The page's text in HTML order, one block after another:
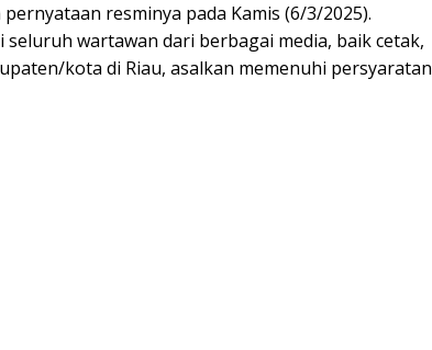
resminya pada Kamis (6/3/2025).
wartawan dari berbagai media, baik cetak,
kota di Riau, asalkan memenuhi persyaratan